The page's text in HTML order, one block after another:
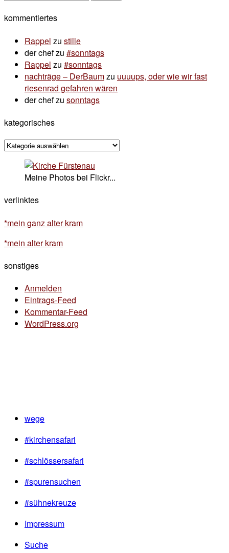
kommentiertes
Rappel zu stille
der chefzu #sonntags
Rappel zu #sonntags
nachträge – DerBaumzu uuuups, oder wie wir fast
riesenrad gefahren wären
der chefzu sonntags
kategorisches
kategorisches
Meine Photos bei Flickr...
verlinktes
*mein ganz alter kram
*mein alter kram
sonstiges
Anmelden
Eintrags-Feed
Kommentar-Feed
WordPress.org
wege
#kirchensafari
#schlössersafari
#spurensuchen
#sühnekreuze
Impressum
Suche